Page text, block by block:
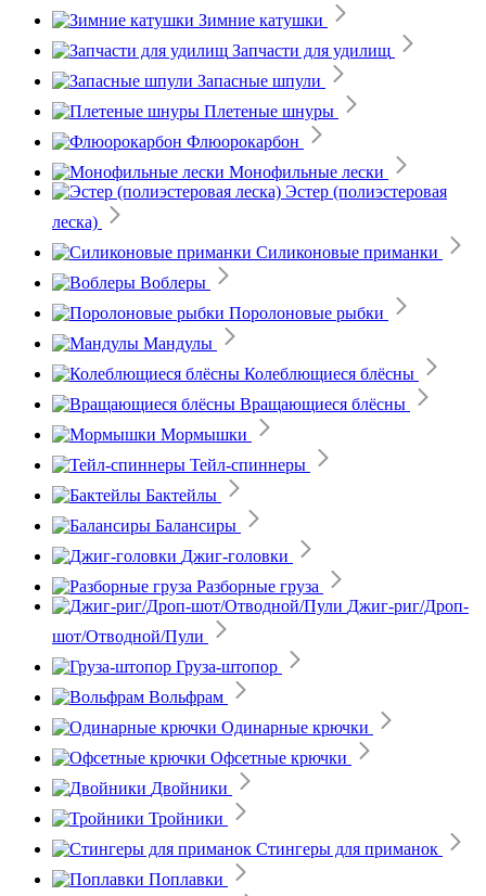
Зимние катушки
Запчасти для удилищ
Запасные шпули
Плетеные шнуры
Флюорокарбон
Монофильные лески
Эстер (полиэстеровая
леска)
Силиконовые приманки
Воблеры
Поролоновые рыбки
Мандулы
Колеблющиеся блёсны
Вращающиеся блёсны
Мормышки
Тейл-спиннеры
Бактейлы
Балансиры
Джиг-головки
Разборные груза
Джиг-риг/Дроп-
шот/Отводной/Пули
Груза-штопор
Вольфрам
Одинарные крючки
Офсетные крючки
Двойники
Тройники
Стингеры для приманок
Поплавки